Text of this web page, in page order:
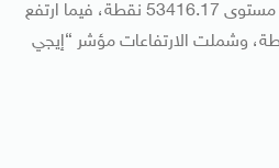
وانخفض المؤشر الرئيسي للبورصة المصرية “إيجي أكس 30” بنسبة 1.19 في المائة؛ ليصل إلى مستوى 53416.17 نقطة، فيما ارتفع
الصغيرة والمتوسطة “إيجي أكس 70” بنسبة 0.89 في المائة ليبلغ 15069.44 نقطة، وشملت الارتفاعات مؤشر “إيجي